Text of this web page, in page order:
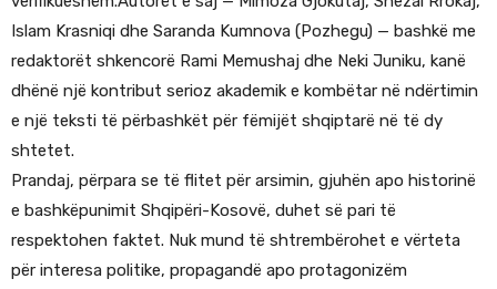
Islam Krasniqi dhe Saranda Kumnova (Pozhegu) — bashkë me
redaktorët shkencorë Rami Memushaj dhe Neki Juniku, kanë
dhënë një kontribut serioz akademik e kombëtar në ndërtimin
e një teksti të përbashkët për fëmijët shqiptarë në të dy
shtetet.
Prandaj, përpara se të flitet për arsimin, gjuhën apo historinë
e bashkëpunimit Shqipëri-Kosovë, duhet së pari të
respektohen faktet. Nuk mund të shtrembërohet e vërteta
për interesa politike, propagandë apo protagonizëm